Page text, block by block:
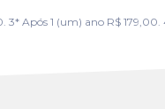
Após 1 (um) ano R$